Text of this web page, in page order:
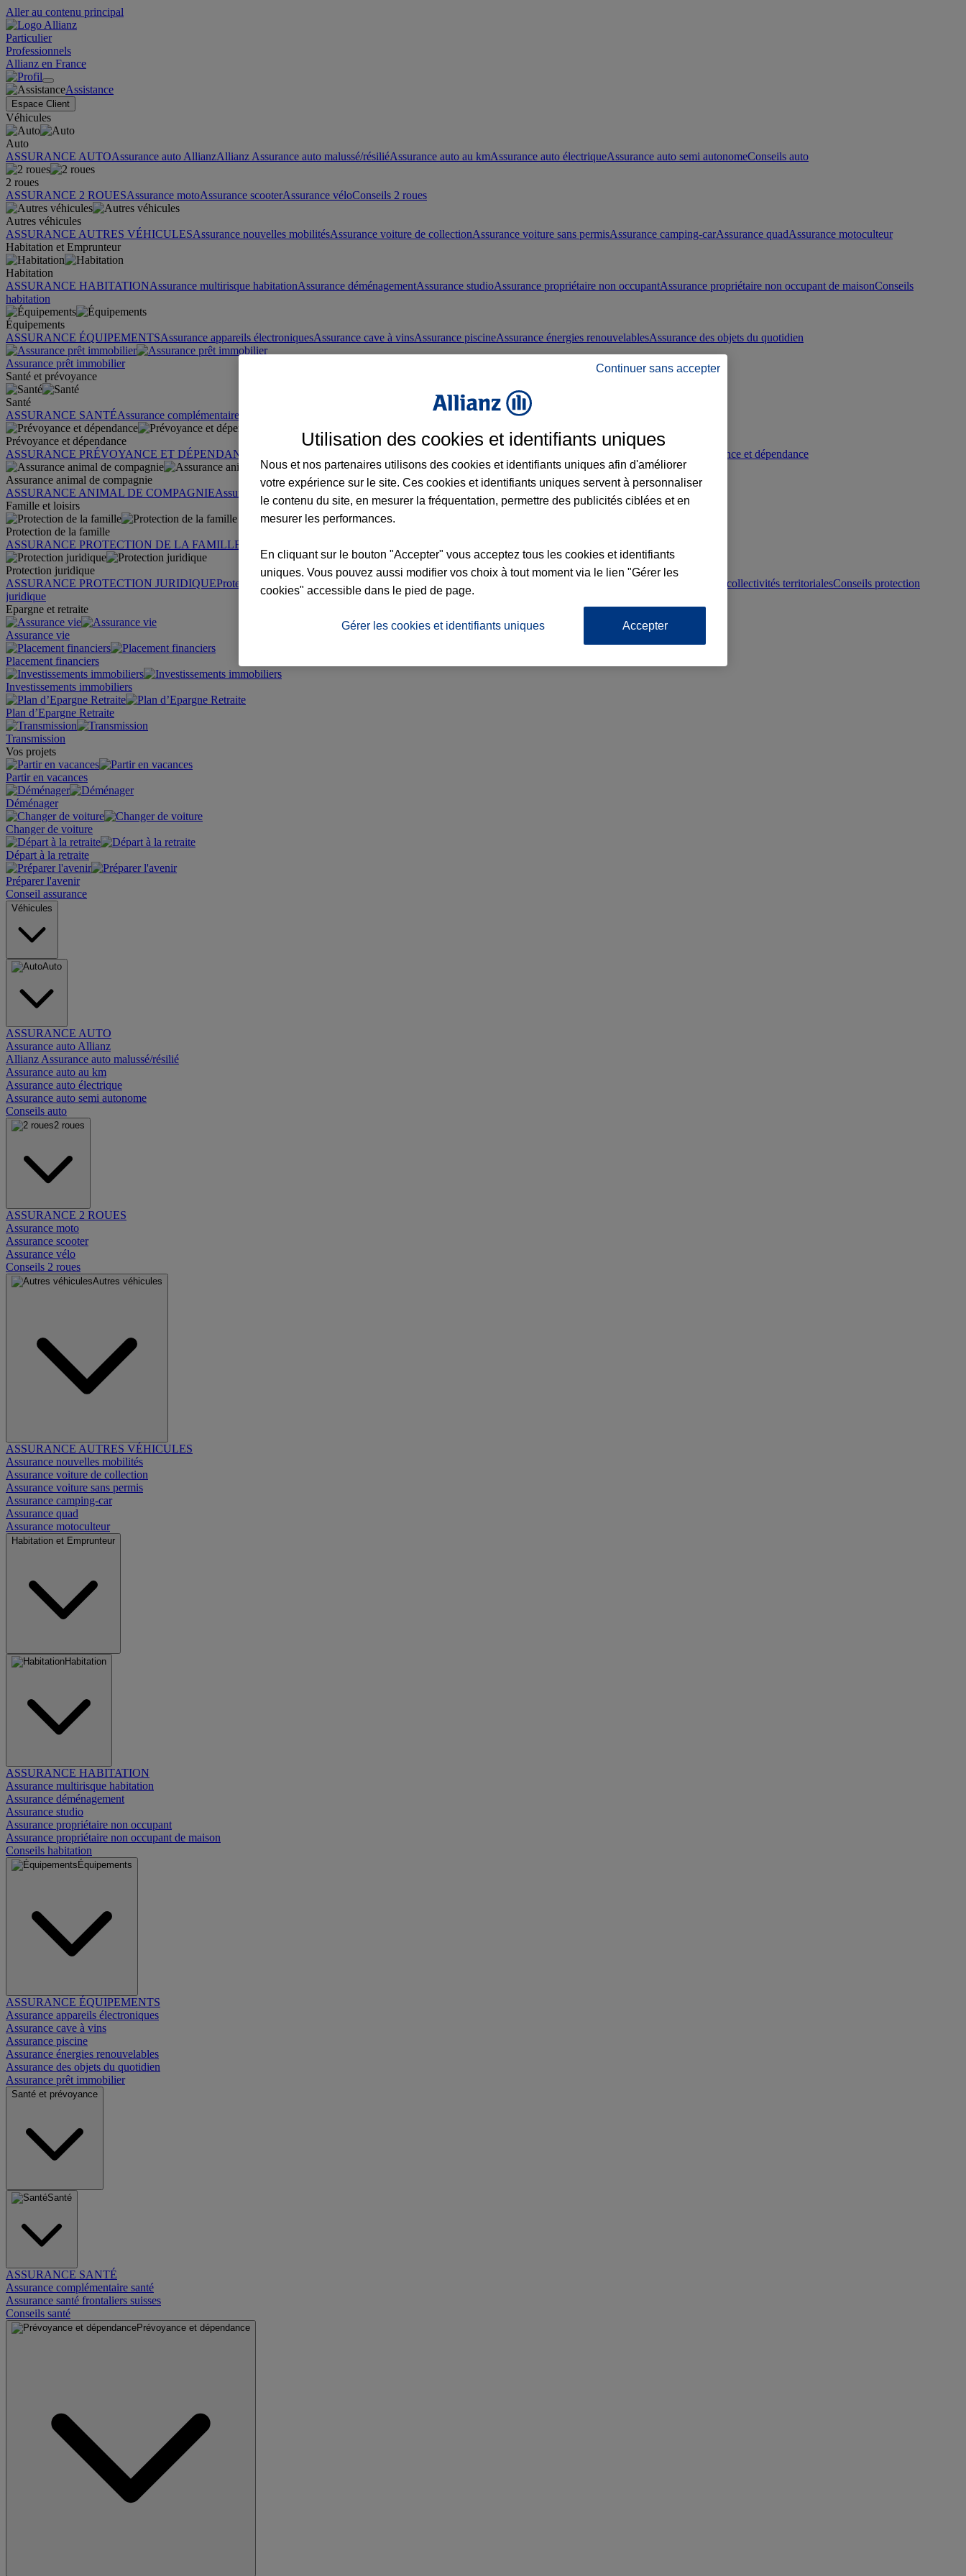
Aller au contenu principal
Particulier
Professionnels
Allianz en France
Assistance
Espace Client
Véhicules
Auto
ASSURANCE AUTOAssurance auto AllianzAllianz Assurance auto malussé/résiliéAssurance auto au kmAssurance auto électriqueAssurance auto semi autonomeConseils auto
2 roues
ASSURANCE 2 ROUESAssurance motoAssurance scooterAssurance véloConseils 2 roues
Autres véhicules
ASSURANCE AUTRES VÉHICULESAssurance nouvelles mobilitésAssurance voiture de collectionAssurance voiture sans permisAssurance camping-carAssurance quadAssurance motoculteur
Habitation et Emprunteur
Habitation
ASSURANCE HABITATIONAssurance multirisque habitationAssurance déménagementAssurance studioAssurance propriétaire non occupantAssurance propriétaire non occupant de maisonConseils
habitation
Équipements
ASSURANCE ÉQUIPEMENTSAssurance appareils électroniquesAssurance cave à vinsAssurance piscineAssurance énergies renouvelablesAssurance des objets du quotidien
Assurance prêt immobilier
Santé et prévoyance
Santé
ASSURANCE SANTÉAssurance complémentaire santé Conseils santé
Prévoyance et dépendance
ASSURANCE PRÉVOYANCE ET DÉPENDANCE
Conseils prévoyance et dépendance
Assurance animal de compagnie
ASSURANCE ANIMAL DE COMPAGNIEAssurance chien Assurance chat
Conseils animal de compagnie
Famille et loisirs
Protection de la famille
ASSURANCE PROTECTION DE LA FAMILLE
Protection juridique
ASSURANCE PROTECTION JURIDIQUEProtection juridique particuliers Protection juridique immobilière Protection juridique collectivités territorialesConseils protection
juridique
Epargne et retraite
Assurance vie
Placement financiers
Investissements immobiliers
Plan d’Epargne Retraite
Transmission
Vos projets
Partir en vacances
Déménager
Changer de voiture
Départ à la retraite
Préparer l'avenir
Conseil assurance
Véhicules
Auto
ASSURANCE AUTO
Assurance auto Allianz
Allianz Assurance auto malussé/résilié
Assurance auto au km
Assurance auto électrique
Assurance auto semi autonome
Conseils auto
2 roues
ASSURANCE 2 ROUES
Assurance moto
Assurance scooter
Assurance vélo
Conseils 2 roues
Autres véhicules
ASSURANCE AUTRES VÉHICULES
Assurance nouvelles mobilités
Assurance voiture de collection
Assurance voiture sans permis
Assurance camping-car
Assurance quad
Assurance motoculteur
Habitation et Emprunteur
Habitation
ASSURANCE HABITATION
Assurance multirisque habitation
Assurance déménagement
Assurance studio
Assurance propriétaire non occupant
Assurance propriétaire non occupant de maison
Conseils habitation
Équipements
ASSURANCE ÉQUIPEMENTS
Assurance appareils électroniques
Assurance cave à vins
Assurance piscine
Assurance énergies renouvelables
Assurance des objets du quotidien
Assurance prêt immobilier
Santé et prévoyance
Santé
ASSURANCE SANTÉ
Assurance complémentaire santé
Assurance santé frontaliers suisses
Conseils santé
Prévoyance et dépendance
Continuer sans accepter
Utilisation des cookies et identifiants uniques
Nous et nos partenaires utilisons des cookies et identifiants uniques afin d'améliorer
votre expérience sur le site. Ces cookies et identifiants uniques servent à personnaliser
le contenu du site, en mesurer la fréquentation, permettre des publicités ciblées et en
mesurer les performances.
En cliquant sur le bouton "Accepter" vous acceptez tous les cookies et identifiants
uniques. Vous pouvez aussi modifier vos choix à tout moment via le lien "Gérer les
cookies" accessible dans le pied de page.
Gérer les cookies et identifiants uniques Accepter